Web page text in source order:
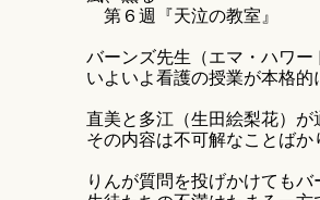
第６週『天泣の教室』
バーンズ先生（エマ・ハワー
いよいよ看護の授業が本格的
直美と多江（生田絵梨花）
その内容は不可解なことばか
りんが質問を投げかけても